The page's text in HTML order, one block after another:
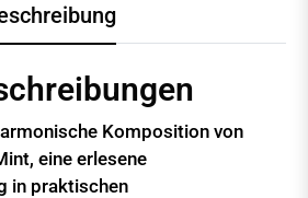
Komposition von
eine erlesene
in praktischen